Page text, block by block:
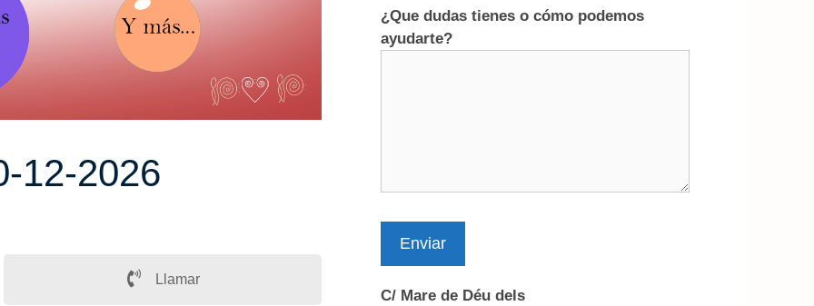
12-2026
Llamar
¿Que dudas tienes o cómo podemos
ayudarte?
Enviar
C/ Mare de Déu dels